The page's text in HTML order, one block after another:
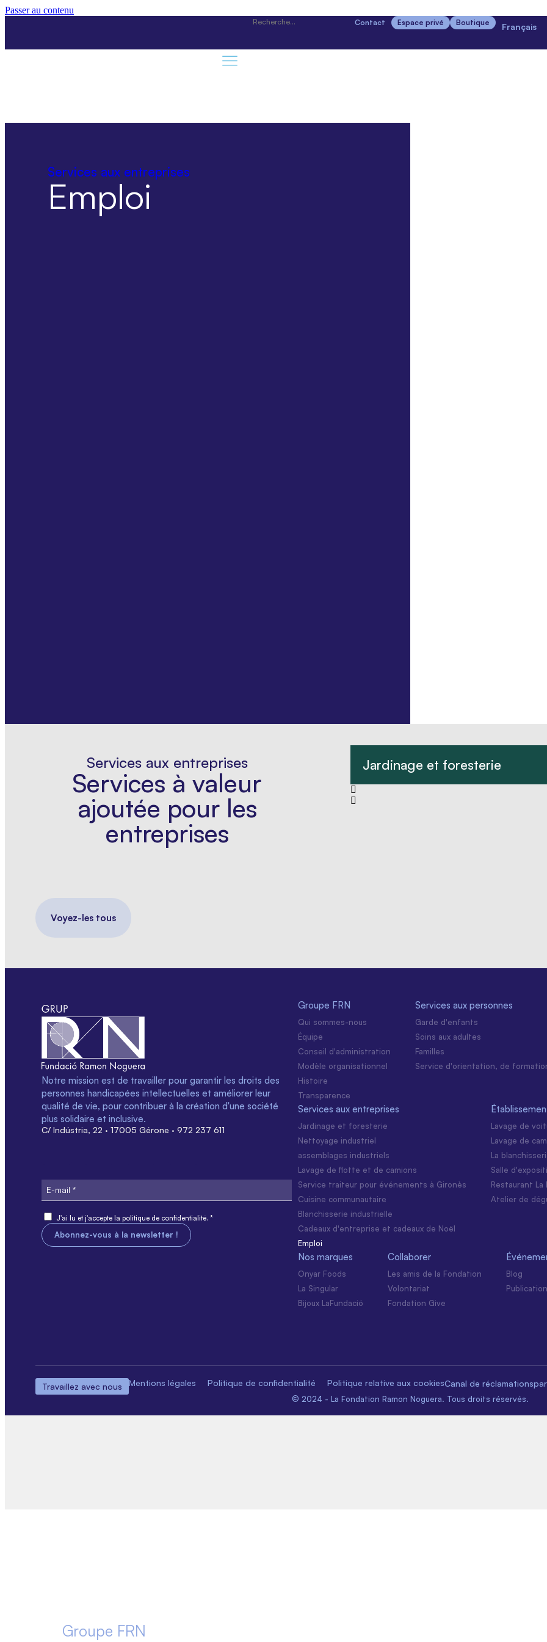
Passer au contenu
Contact Espace privé Boutique Français
Services aux entreprises
Emploi
Services aux entreprises
Services à valeur
ajoutée pour les
entreprises
Voyez-les tous
Jardinage et foresterie
Notre mission est de travailler pour garantir les droits des
personnes handicapées intellectuelles et améliorer leur
qualité de vie, pour contribuer à la création d'une société
plus solidaire et inclusive.
C/ Indústria, 22 · 17005 Gérone · 972 237 611
mail
Consentement
J'ai lu et j'accepte la politique de confidentialité. *
Groupe FRN
Qui sommes-nous
Équipe
Conseil d'administration
Modèle organisationnel
Histoire
Transparence
Services aux personnes
Garde d'enfants
Soins aux adultes
Familles
Service d'orientation, de
Services aux entreprises
Jardinage et foresterie
Nettoyage industriel
assemblages industriels
Lavage de flotte et de camions
Service traiteur pour événements à Gironès
Cuisine communautaire
Blanchisserie industrielle
Cadeaux d'entreprise et cadeaux de Noël
Emploi
Lavage de
Lavage de
La
Salle
Restaurant La
Atelier de
Nos marques
Onyar Foods
La Singular
Bijoux LaFundació
Collaborer
Les amis de la Fondation
Volontariat
Fondation Give
Blog
Travaillez avec nous Mentions légales Politique de confidentialité Politique relative aux cookiesCanal de réclamations
© 2024 - La Fondation Ramon Noguera. Tous droits réservés.
Groupe FRN